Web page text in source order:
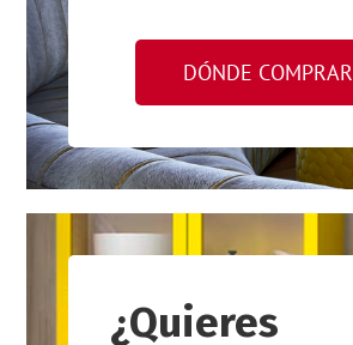
DÓNDE COMPRAR
¿Quieres